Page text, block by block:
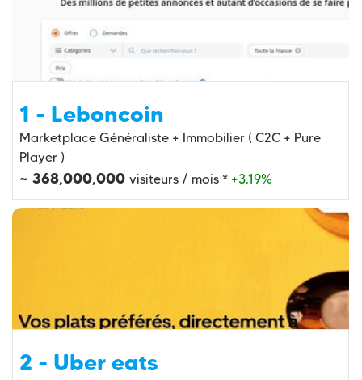
1 - Leboncoin
Marketplace Généraliste + Immobilier ( C2C + Pure
Player )
~ 368,000,000 visiteurs / mois * +3.19%
2 - Uber eats